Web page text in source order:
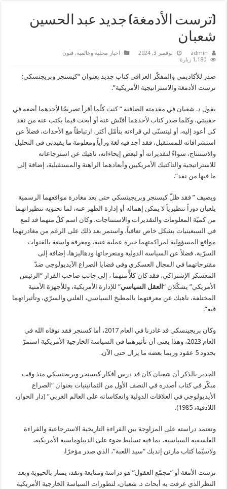
(ترست الأدمغة) جديد عبد الحسين
شعبان
admin نوفمبر 3, 2024 اخبار محلية وعالمية,فنون
1,180 زيارة
صدر للأكاديمي والمفكّر العراقي كتاب جديد بعنوان “كيسنجر وبريجنسكي:
ترست الأدمغة والاستراتيجية الأمريكية”.
يقول د. شعبان في مقدمته الضافية ” كنت كلّما أقرأ تصريحًا لأحدهما أضعه في
حقيبتي، وكلما صدر كتاب لأحدهما أفتّش عنه أو أبحث فيما يكتب عنه من نقد
كي أعود إليه، أو ليتسنّى لي قراءته بتأمّل أكثر، ارتباطاً مع الأحداث، فضلاً عن
استشرافاته للمستقبل، فقد أجد فيه لغة ورأياً ومعلومة ما يفيدني في التحليل
والاستنتاج، سواءً لتقديراته أو لبعض إيحاءاته، ناهيك عن استرجاعاته
للاستراتيجية والتاكتيك الأمريكيين وأبعادهما الراهنة والمستقبلية، إضافة إلى
ما فيها من نقد”.
ويضيف ” فقد ظلّ كيسنجر وبريجينسكي حتى بعد مغادرة مواقعهما الرسمية
يلعبان دوراً تنظيرياً لا يمكن إهماله أو إدارة الظهر عنه، لما تحتويه تنظيراتهما
من كميّة المعلومات والتقديرات والاستنتاجات، وكان اسم كلّ منهما قد لمع
في السبعينيات بشكل خاص تعاقباً، واستمر بعد ذلك على الرغم من مغادرتهما
مواقع المسؤولية لمراكمتهما خبرة عملية غنية، ومعرفة واسعة بالقنوات
السرّية، فضلاً عن السياسة الدولية ومنعرجاتها ودهاليزها، إضافة إلى
مقترحاتهما في المجال العسكري وفي قضايا الصراع الآيديولوجي ضدّ
المعسكر الإشتراكي، فقد كان كلاًّ منهما ، إلى جانب صاحب القرار “الرئيس
الأمريكي” يشكّلان “ العقل السياسي” للإدارة الأمريكية، وللأجهزة الأمنية
المختلفة، ناهيك عن معرفتهما بالمطبخ السياسي، العلني والسرّي، وتأثيراتهما
فيه”.
وكان بريجينسكي قد غادرنا في العام 2017، أما كسنجر فقد توفاه الله في
العام 2023، وهذا يعني أن تأثيرهما في السياسة الخارجية الأمريكية استمرّ
بحدود 5 عقود وربما بعضه ما يزال حتى الآن.
الجدير بالذكر أن شعبان كان قد درس أفكار كيسنجر وبريجنسكي منذ وقت
مبكّر في كتاب أصدره في النصف الأول من الثمانينيات بعنوان “الصراع
الأيديولوجي في العلاقات الدولية وانعكاساته على العالم العربي” (دار الحوار،
اللاذقية، 1985).
وتعتمد دراسته على المزاوجة بين القراءة التاريخية الاسترجاعية والقراءة
الفلسفية السياسية، بما فيه تسليط ضوء على الديبلوماسية الأمريكية،
ولاسيّما كتاب مارتن إنديك “سيد اللعبة”، الذي صدر مؤخرًا.
ترست الأمغة أو “مجمّع العقول” هو دراسة ومتابعة ونقد، يمتاز بالحيوية وبعد
النظرالذي عرفت به أبحاث د. شعبان، لتطورات السياسة الخارجية الأمريكية